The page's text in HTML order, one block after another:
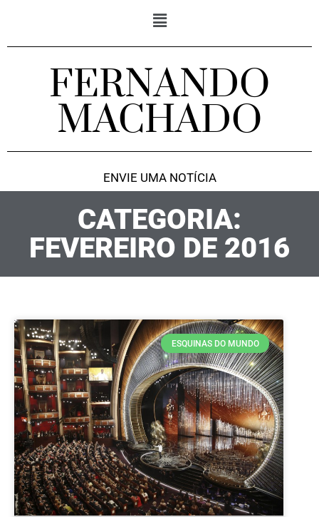
FERNANDO
MACHADO
ENVIE UMA NOTÍCIA
CATEGORIA:
FEVEREIRO DE 2016
ESQUINAS DO MUNDO